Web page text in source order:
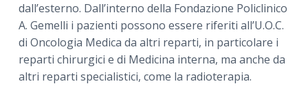
dall’esterno. Dall’interno della Fondazione Policlinico
A. Gemelli i pazienti possono essere riferiti all’U.O.C.
di Oncologia Medica da altri reparti, in particolare i
reparti chirurgici e di Medicina interna, ma anche da
altri reparti specialistici, come la radioterapia.